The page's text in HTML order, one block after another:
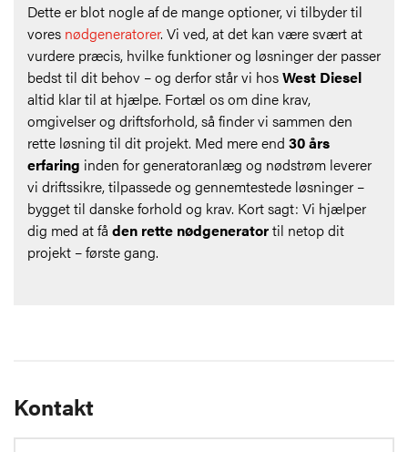
Dette er blot nogle af de mange optioner, vi tilbyder til
vores nødgeneratorer. Vi ved, at det kan være svært at
vurdere præcis, hvilke funktioner og løsninger der passer
bedst til dit behov – og derfor står vi hosWest Diesel
altid klar til at hjælpe. Fortæl os om dine krav,
omgivelser og driftsforhold, så finder vi sammen den
rette løsning til dit projekt. Med mere end 30 års
erfaring inden for generatoranlæg og nødstrøm leverer
vi driftssikre, tilpassede og gennemtestede løsninger –
bygget til danske forhold og krav. Kort sagt: Vi hjælper
dig med at få den rette nødgeneratortil netop dit
projekt – første gang.
Kontakt